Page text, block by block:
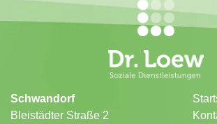
Schwandorf
Bleistädter Straße 2